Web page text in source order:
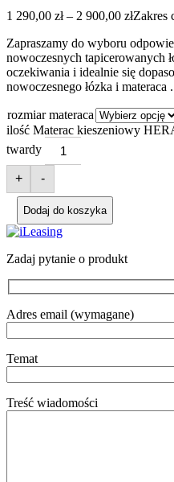
1 290,00 zł – 2 900,00 złZakres
Zapraszamy do wyboru
nowoczesnych tapicerowanych
oczekiwania i idealnie się
nowoczesnego łózka i materaca .
rozmiar materaca
ilość Materac kieszeniowy
twardy
+ -
Dodaj do koszyka
Zadaj pytanie o produkt
Adres email (wymagane)
Temat
Treść wiadomości